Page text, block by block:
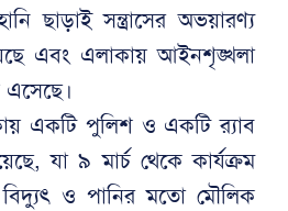
ছাড়াই সন্ত্রাসের অভয়ারণ্য
এবং এলাকায় আইনশৃঙ্খলা
এসেছে।
একটি পুলিশ ও একটি র‍্যাব
যা ৯ মার্চ থেকে কার্যক্রম
বিদ্যুৎ ও পানির মতো মৌলিক